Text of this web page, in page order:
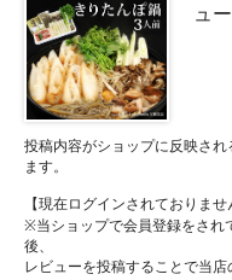
ュー
投稿内容がショップに反映さ
ます。
【現在ログインされておりませ
※当ショップで会員登録をされ
後、
レビューを投稿することで当店